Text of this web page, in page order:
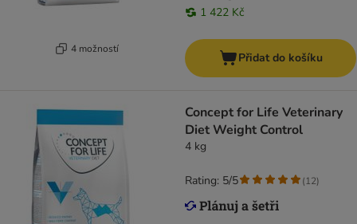
4 možností
1 422 Kč
Přidat do košíku
Concept for Life Veterinary
Diet Weight Control
4 kg
Rating: 5/5 (12)